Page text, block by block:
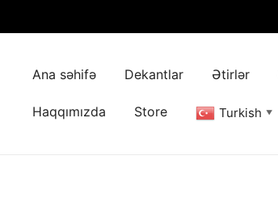
Ana səhifə Dekantlar Ətirlər
Haqqımızda Store Turkish ▼